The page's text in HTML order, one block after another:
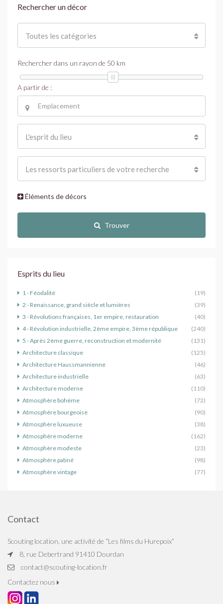
Rechercher un décor
Toutes les catégories
Rechercher dans un rayon de 50 km
A partir de :
L'esprit du lieu
Les ressorts particuliers de votre recherche
Éléments de décors
Trouver
Esprits du lieu
1 - Féodalité
(19)
2 - Renaissance, grand siècle et lumières
(39)
3 - Révolutions françaises, 1er empire, restauration
(40)
4 - Révolution industrielle, 2ème empire, 3ème république
(240)
5 - Après 2ème guerre, reconstruction et modernité
(131)
Architecture classique
(125)
Architecture Haussmannienne
(46)
Architecture industrielle
(63)
Architecture moderne
(110)
Atmosphère bohème
(72)
Atmosphère bourgeoise
(90)
Atmosphère luxueuse
(38)
Atmosphère moderne
(162)
Atmosphère modeste
(23)
Atmosphère patiné
(98)
Atmosphère vintage
(77)
Contact
Scouting location, une activité de “Les films du Hurepoix”
8, rue Debertrand 91410 Dourdan
contact@scouting-location.fr
Contactez nous